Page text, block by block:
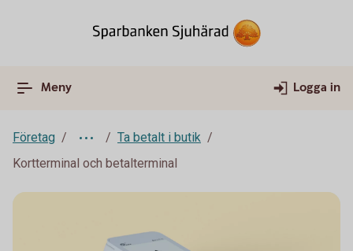
Meny Logga in
Företag
Ta betalt i butik
Kortterminal och betalterminal